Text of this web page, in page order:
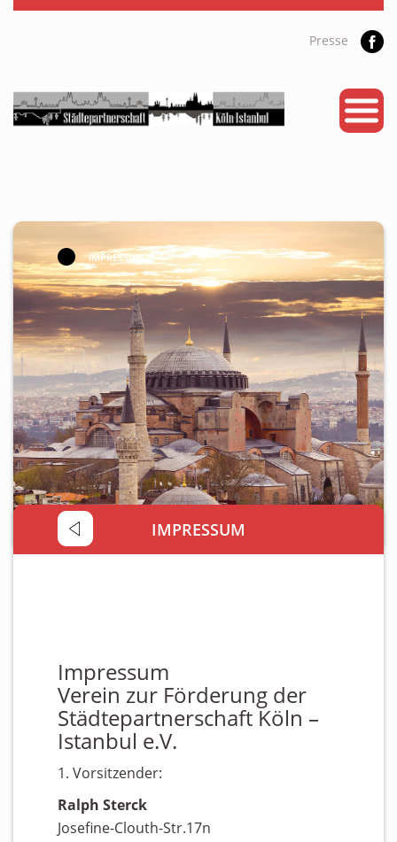
Presse
IMPRESSUM
IMPRESSUM
Impressum
Verein zur Förderung der
Städtepartnerschaft Köln –
Istanbul e.V.
1. Vorsitzender:
Ralph Sterck
Josefine-Clouth-Str.17n
START
PARTNERSTADT
NEWS
KALENDER
GALERIE
Videos
ÜBER UNS
Personen
Mitglied werden
Links & Downloads
Satzung
Unsere Spender/Sponsoren